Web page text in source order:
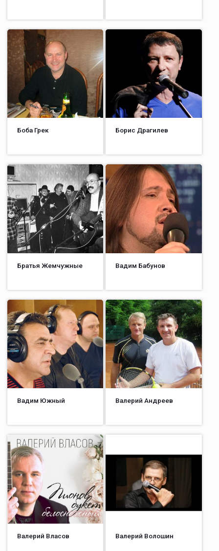
Боба Грек Борис Драгилев
Братья Жемчужные Вадим Бабунов
Вадим Южный Валерий Андреев
Валерий Власов Валерий Волошин